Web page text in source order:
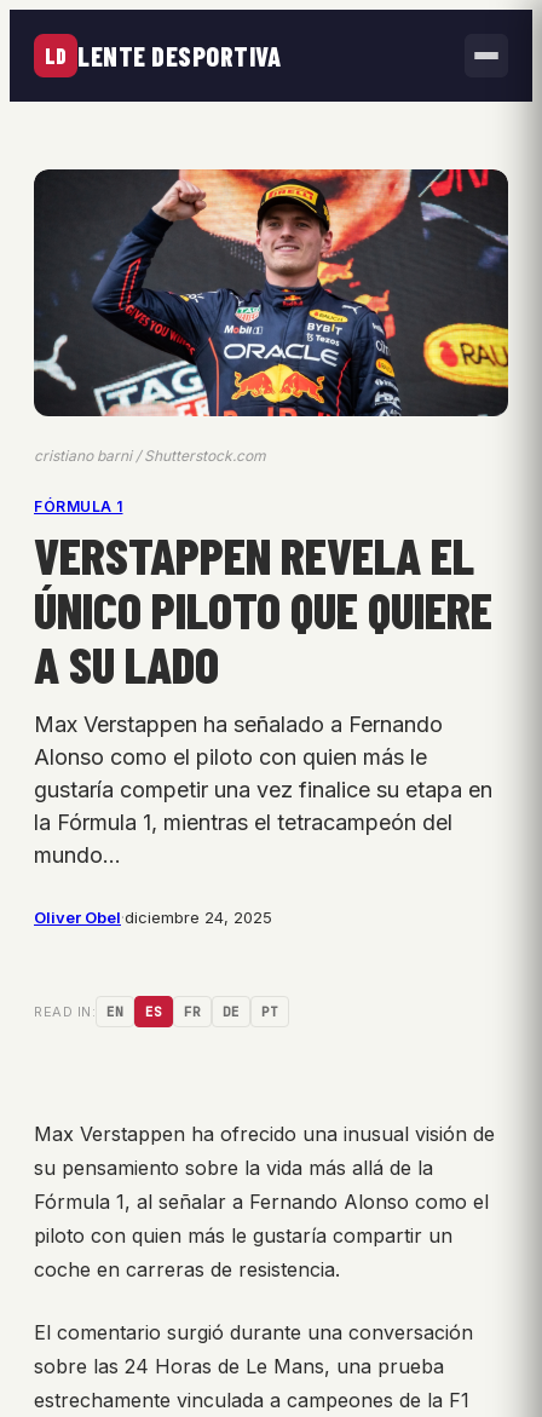
LD LENTE DESPORTIVA
cristiano barni / Shutterstock.com
FÓRMULA 1
VERSTAPPEN REVELA EL
ÚNICO PILOTO QUE QUIERE
A SU LADO
Max Verstappen ha señalado a Fernando
Alonso como el piloto con quien más le
gustaría competir una vez finalice su etapa en
la Fórmula 1, mientras el tetracampeón del
mundo…
Oliver Obel·diciembre 24, 2025
READ IN: EN ES FR DE PT
Max Verstappen ha ofrecido una inusual visión de
su pensamiento sobre la vida más allá de la
Fórmula 1, al señalar a Fernando Alonso como el
piloto con quien más le gustaría compartir un
coche en carreras de resistencia.
El comentario surgió durante una conversación
sobre las 24 Horas de Le Mans, una prueba
estrechamente vinculada a campeones de la F1